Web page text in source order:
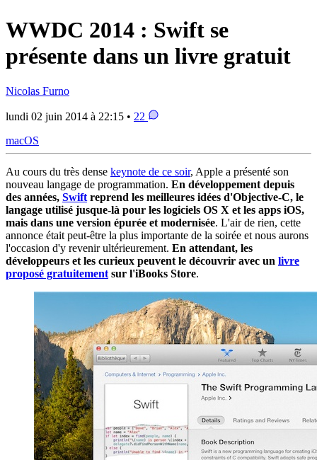
WWDC 2014 : Swift se
présente dans un livre gratuit
Nicolas Furno
lundi 02 juin 2014 à 22:15 • 22
macOS
Au cours du très dense keynote de ce soir, Apple a présenté son
nouveau langage de programmation. En développement depuis
des années, Swift reprend les meilleures idées d'Objective-C, le
langage utilisé jusque-là pour les logiciels OS X et les apps iOS,
mais dans une version épurée et modernisée. L'air de rien, cette
annonce était peut-être la plus importante de la soirée et nous aurons
l'occasion d'y revenir ultérieurement. En attendant, les
développeurs et les curieux peuvent le découvrir avec un livre
proposé gratuitement sur l'iBooks Store.